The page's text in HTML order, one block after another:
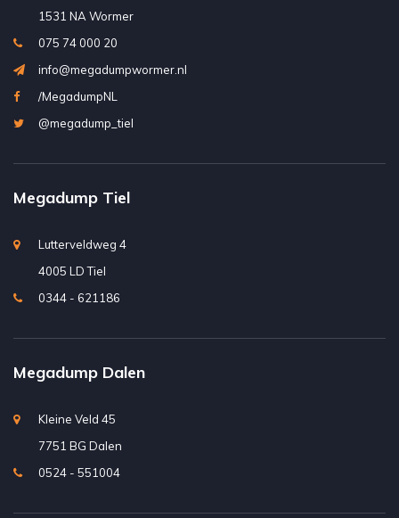
1531 NA Wormer
075 74 000 20
info@megadumpwormer.nl
/MegadumpNL
@megadump_tiel
Megadump Tiel
Lutterveldweg 4
4005 LD Tiel
0344 - 621186
Megadump Dalen
Kleine Veld 45
7751 BG Dalen
0524 - 551004